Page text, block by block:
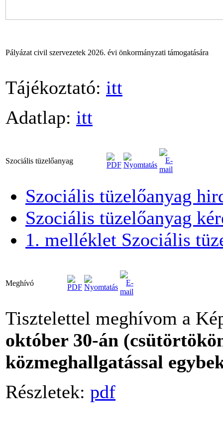
Pályázat civil szervezetek 2026. évi önkormányzati támogatására
Tájékoztató: itt
Adatlap: itt
Szociális tüzelőanyag
Szociális tüzelőanyag
Szociális tüzelőanyag
1. melléklet Szociális
Meghívó
Tisztelettel meghívom a
október 30-án
közmeghallgatással
Részletek: pdf